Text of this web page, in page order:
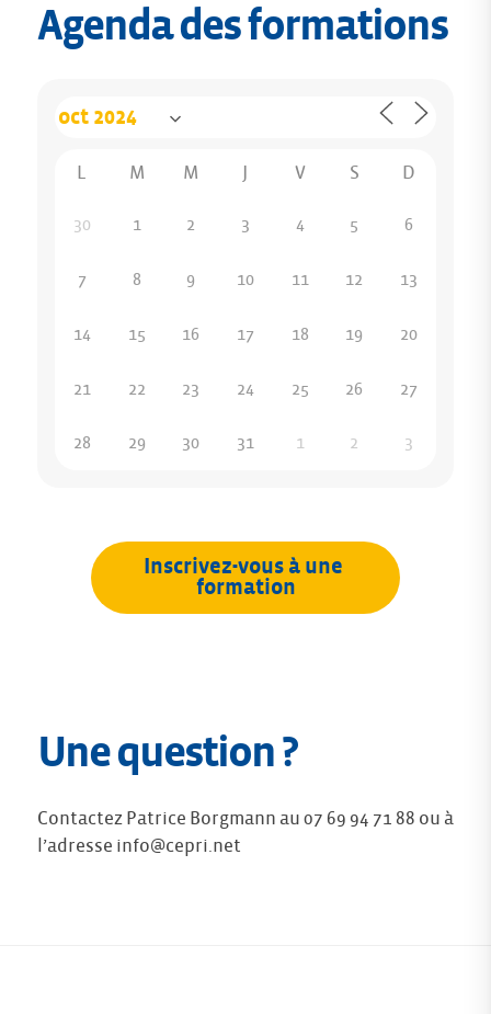
Agenda des formations
L M M V S D
30 1 2 3 4 5 6
7 8 9 10 11 12 13
14 15 16 17 18 19 20
21 22 23 24 25 26 27
28 29 30 31 1 2 3
Inscrivez-vous à une
formation
Une question ?
Contactez Patrice Borgmann au 07 69 94 71 88 ou à
l’adresse info@cepri.net